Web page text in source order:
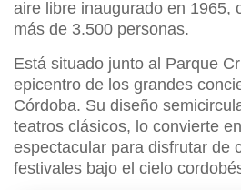
aire libre inaugurado en 1965,
más de 3.500 personas.
Está situado junto al Parque
epicentro de los grandes
Córdoba. Su diseño
teatros clásicos, lo convierte
espectacular para disfrutar de
festivales bajo el cielo